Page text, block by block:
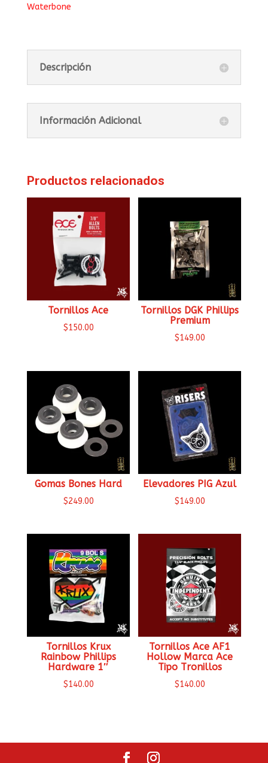
Waterbone
Descripción
Información Adicional
Productos relacionados
Tornillos Ace
$150.00
Tornillos DGK Phillips
Premium
$149.00
Gomas Bones Hard
$249.00
Elevadores PIG Azul
$149.00
Tornillos Krux
Rainbow Phillips
Hardware 1″
$140.00
Tornillos Ace AF1
Hollow Marca Ace
Tipo Tronillos
$140.00